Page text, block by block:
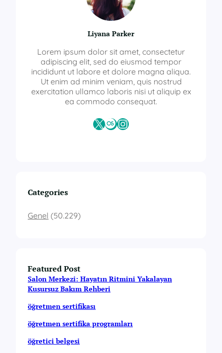
Liyana Parker
Lorem ipsum dolor sit amet, consectetur
adipiscing elit, sed do eiusmod tempor
incididunt ut labore et dolore magna aliqua.
Ut enim ad minim veniam, quis nostrud
exercitation ullamco laboris nisi ut aliquip ex
ea commodo consequat.
X Last.fmInstagram
Categories
Genel (50.229)
Featured Post
Salon Merkezi: Hayatın Ritmini Yakalayan
Kusursuz Bakım Rehberi
öğretmen sertifikası
öğretmen sertifika programları
öğretici belgesi